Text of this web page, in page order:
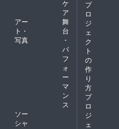
ケ
ア
アー
ト・
写真
舞
台
・
パ
フ
ォ
ー
マ
ン
ス
ソー
シャ
プ
ロ
ジ
ェ
ク
ト
の
作
り
方
プ
ロ
ジ
ェ